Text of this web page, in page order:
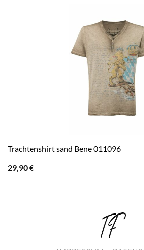
Trachtenshirt sand Bene 011096
29,90€